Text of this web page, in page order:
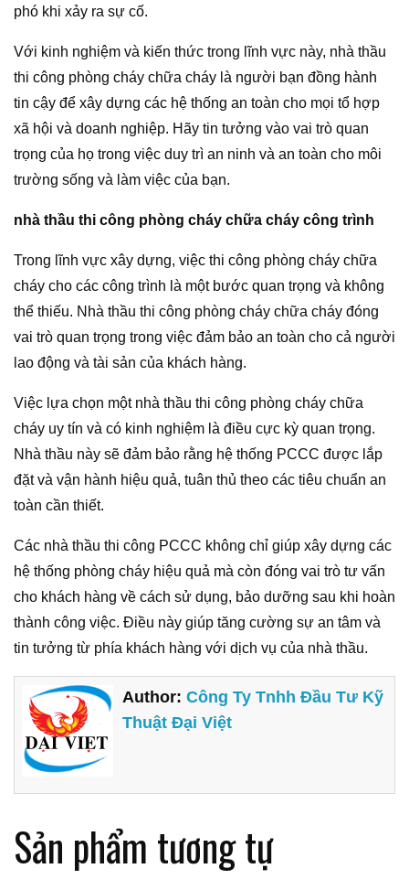
phó khi xảy ra sự cố.
Với kinh nghiệm và kiến thức trong lĩnh vực này, nhà thầu
thi công phòng cháy chữa cháy là người bạn đồng hành
tin cậy để xây dựng các hệ thống an toàn cho mọi tổ hợp
xã hội và doanh nghiệp. Hãy tin tưởng vào vai trò quan
trọng của họ trong việc duy trì an ninh và an toàn cho môi
trường sống và làm việc của bạn.
nhà thầu thi công phòng cháy chữa cháy công trình
Trong lĩnh vực xây dựng, việc thi công phòng cháy chữa
cháy cho các công trình là một bước quan trọng và không
thể thiếu. Nhà thầu thi công phòng cháy chữa cháy đóng
vai trò quan trọng trong việc đảm bảo an toàn cho cả người
lao động và tài sản của khách hàng.
Việc lựa chọn một nhà thầu thi công phòng cháy chữa
cháy uy tín và có kinh nghiệm là điều cực kỳ quan trọng.
Nhà thầu này sẽ đảm bảo rằng hệ thống PCCC được lắp
đặt và vận hành hiệu quả, tuân thủ theo các tiêu chuẩn an
toàn cần thiết.
Các nhà thầu thi công PCCC không chỉ giúp xây dựng các
hệ thống phòng cháy hiệu quả mà còn đóng vai trò tư vấn
cho khách hàng về cách sử dụng, bảo dưỡng sau khi hoàn
thành công việc. Điều này giúp tăng cường sự an tâm và
tin tưởng từ phía khách hàng với dịch vụ của nhà thầu.
Author:Công Ty Tnhh Đầu Tư Kỹ
Thuật Đại Việt
Sản phẩm tương tự